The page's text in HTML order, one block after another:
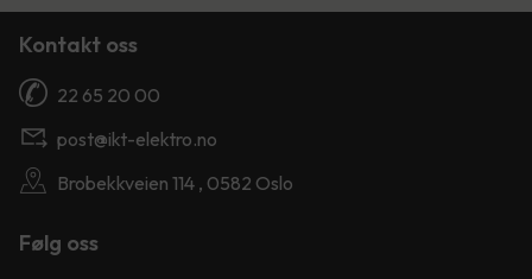
Kontakt oss
22 65 20 00
post@ikt-elektro.no
Brobekkveien 114 , 0582 Oslo
Følg oss